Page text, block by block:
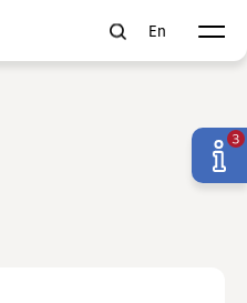
En
3